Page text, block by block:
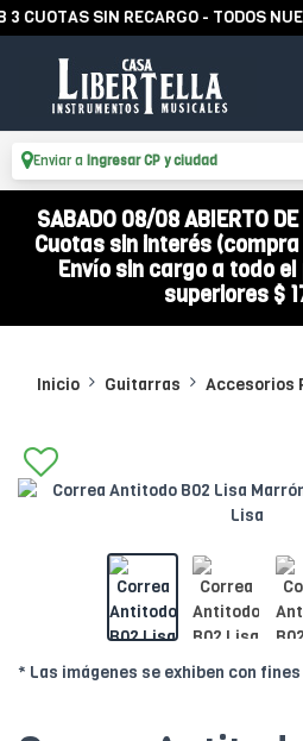
SIN RECARGO - TODOS
Enviar a Ingresar CP y ciudad
SABADO 08/08 ABIERTO
Cuotas sin interés
Envío sin cargo a todo
superiores $
Inicio Guitarras Accesorios
* Las imágenes se exhiben con